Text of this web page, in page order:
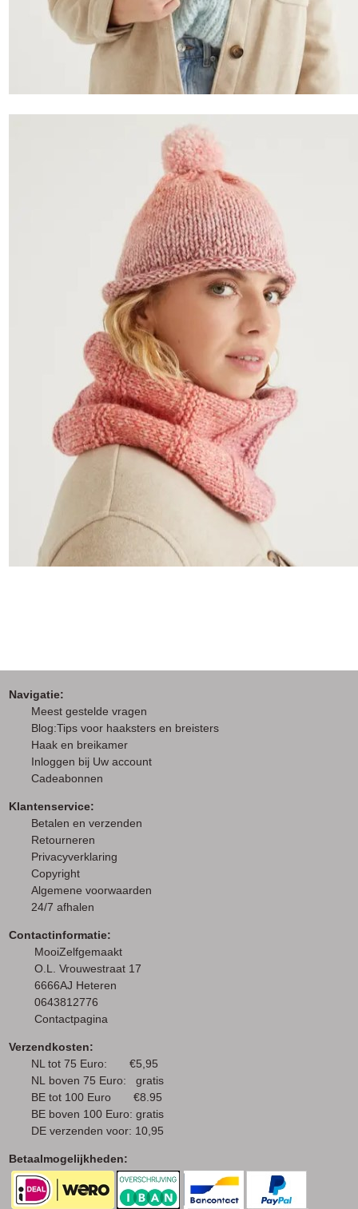
Navigatie:
Meest gestelde vragen
Blog:Tips voor haaksters en breisters
Haak en breikamer
Inloggen bij Uw account
Cadeabonnen
Klantenservice:
Betalen en verzenden
Retourneren
Privacyverklaring
Copyright
Algemene voorwaarden
24/7 afhalen
Contactinformatie:
MooiZelfgemaakt
O.L. Vrouwestraat 17
6666AJ Heteren
0643812776
Contactpagina
Verzendkosten:
NL tot 75 Euro: €5,95
NL boven 75 Euro: gratis
BE tot 100 Euro €8.95
BE boven 100 Euro: gratis
DE verzenden voor: 10,95
Betaalmogelijkheden: